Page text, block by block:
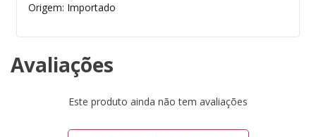
Origem: Importado
Avaliações
Este produto ainda não tem avaliações